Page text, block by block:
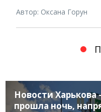
Автор: Оксана Горун
Новости Харькова
прошла ночь,